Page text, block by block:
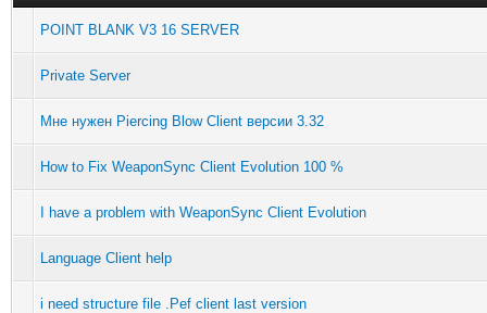
POINT BLANK V3 16 SERVER
Private Server
Мне нужен Piercing Blow Client версии 3.32
How to Fix WeaponSync Client Evolution 100 %
I have a problem with WeaponSync Client Evolution
Language Client help
i need structure file .Pef client last version